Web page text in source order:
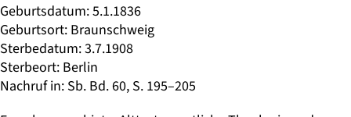
Geburtsdatum:5.1.1836
Geburtsort: Braunschweig
Sterbedatum:3.7.1908
Sterbeort: Berlin
Nachruf in: Sb. Bd. 60, S. 195–205